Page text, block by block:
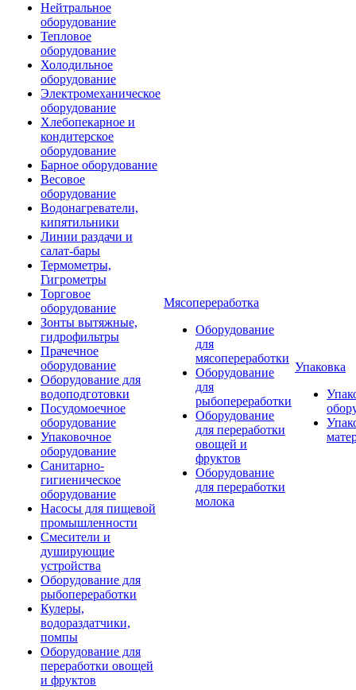
Нейтральное
оборудование
Тепловое
оборудование
Холодильное
оборудование
Электромеханическое
оборудование
Хлебопекарное и
кондитерское
оборудование
Барное оборудование
Весовое
оборудование
Водонагреватели,
кипятильники
Линии раздачи и
салат-бары
Термометры,
Гигрометры
Торговое
оборудование
Зонты вытяжные,
гидрофильтры
Прачечное
оборудование
Оборудование для
водоподготовки
Посудомоечное
оборудование
Упаковочное
оборудование
Санитарно-
гигиеническое
оборудование
Насосы для пищевой
промышленности
Смесители и
душирующие
устройства
Оборудование для
рыбопереработки
Кулеры,
водораздатчики,
помпы
Оборудование для
переработки овощей
и фруктов
Мясопереработка
Оборудование
для
мясопереработки
Оборудование
для
рыбопереработки
Оборудование
для переработки
овощей и
фруктов
Оборудование
для переработки
молока
Упаковка